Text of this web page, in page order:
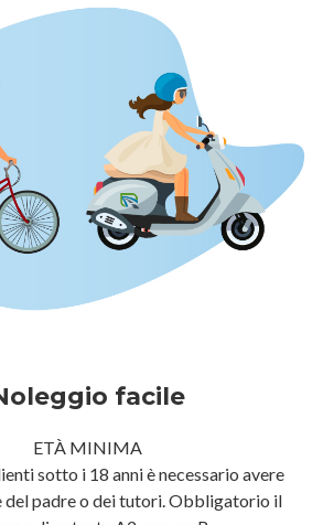
facile
ETÀ MINIMA
sotto i 18 anni è necessario avere
del padre o dei tutori. Obbligatorio il